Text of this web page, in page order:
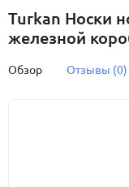
Turkan Носки
железной
Обзор Отзывы (0)